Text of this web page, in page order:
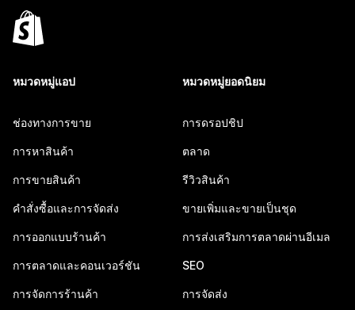
หมวดหมู่แอป
ช่องทางการขาย
การหาสินค้า
การขายสินค้า
คำสั่งซื้อและการจัดส่ง
การออกแบบร้านค้า
การตลาดและคอนเวอร์ชัน
การจัดการร้านค้า
หมวดหมู่ยอดนิยม
การดรอปชิป
ตลาด
รีวิวสินค้า
ขายเพิ่มและขายเป็นชุด
การส่งเสริมการตลาดผ่านอีเมล
SEO
การจัดส่ง